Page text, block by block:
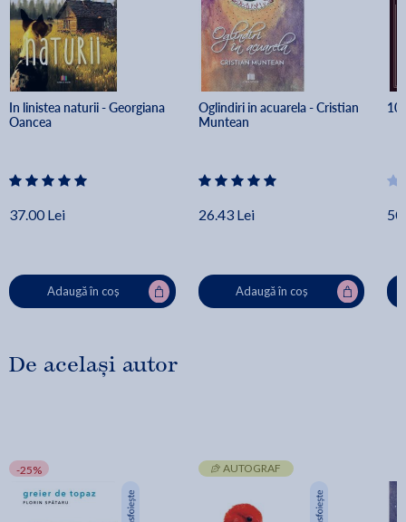
In linistea naturii - Georgiana
Oancea
37.00 Lei
Adaugă în coș
Oglindiri in acuarela - Cristian
Muntean
26.43 Lei
Adaugă în coș
De același autor
-25% AUTOGRAF